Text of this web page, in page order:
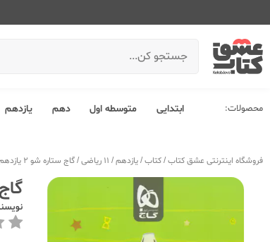
محصولات: ابتدایی متوسطه اول دهم یازدهم
فروشگاه اینترنتی عشق کتاب/کتاب/یازدهم/ 11 ریاضی /گاج ستاره شو 2 یازدهم ریاضی
گاج